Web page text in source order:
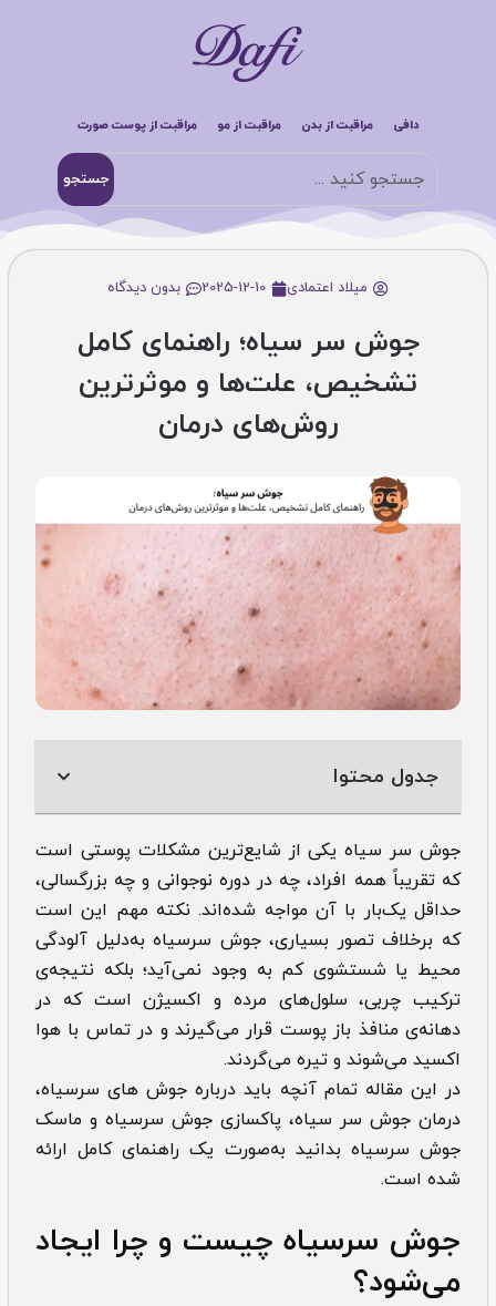
دافی مراقبت از بدن مراقبت از مو مراقبت از پوست صورت
جستجو
میلاد اعتمادی 2025-12-10 بدون دیدگاه
جوش سر سياه؛ راهنمای کامل
تشخیص، علت‌ها و موثرترین
روش‌های درمان
جدول محتوا
جوش سر سياه یکی از شایع‌ترین مشکلات پوستی است
که تقریباً همه افراد، چه در دوره نوجوانی و چه بزرگسالی،
حداقل یک‌بار با آن مواجه شده‌اند. نکته مهم این است
که برخلاف تصور بسیاری، جوش سرسیاه به‌دلیل آلودگی
محیط یا شستشوی کم به وجود نمی‌آید؛ بلکه نتیجه‌ی
ترکیب چربی، سلول‌های مرده و اکسیژن است که در
دهانه‌ی منافذ باز پوست قرار می‌گیرند و در تماس با هوا
اکسید می‌شوند و تیره می‌گردند.
در این مقاله تمام آنچه باید درباره جوش های سرسیاه،
درمان جوش سر سیاه، پاکسازی جوش سرسیاه و ماسک
جوش سرسیاه بدانید به‌صورت یک راهنمای کامل ارائه
شده است.
جوش سرسیاه چیست و چرا ایجاد
می‌شود؟